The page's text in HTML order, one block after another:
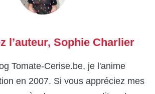
l’auteur, Sophie Charlier
Tomate-Cerise.be, je l'anime
en 2007. Si vous appréciez mes